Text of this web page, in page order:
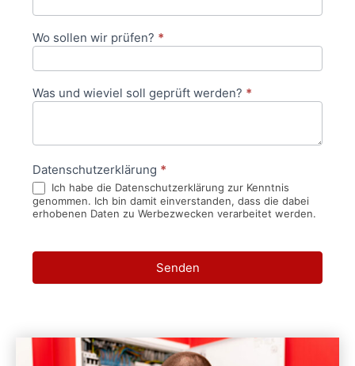
Wo sollen wir prüfen? *
Was und wieviel soll geprüft werden? *
Datenschutzerklärung *
Ich habe die Datenschutzerklärung zur Kenntnis
genommen. Ich bin damit einverstanden, dass die dabei
erhobenen Daten zu Werbezwecken verarbeitet werden.
Senden